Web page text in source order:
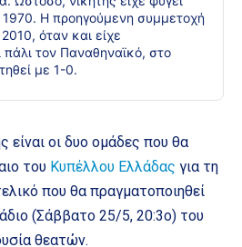
Η προηγούμενη συμμετοχή
όταν και είχε
πάλι τον Παναθηναϊκό, στο
με 1-0.
είναι οι δυο ομάδες που θα
του Κυπέλλου Ελλάδας για τη
που θα πραγματοποιηθεί
(Σάββατο 25/5, 20:3o) του
θεατών.